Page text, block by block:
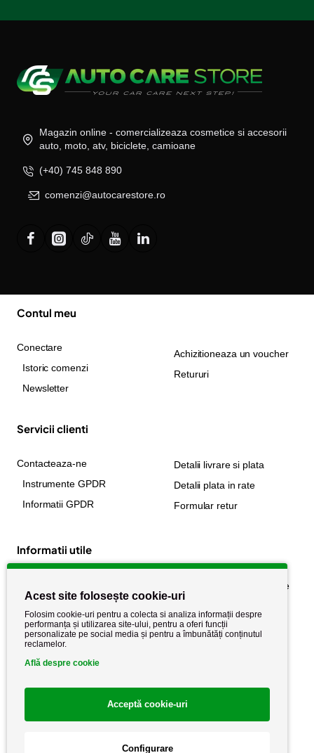
Magazin online - comercializeaza cosmetice si accesorii
auto, moto, atv, biciclete, camioane
(+40) 745 848 890
comenzi@autocarestore.ro
Contul meu
Conectare
Istoric comenzi
Newsletter
Achizitioneaza un voucher
Retururi
Servicii clienti
Contacteaza-ne
Instrumente GPDR
Informatii GPDR
Detalii livrare si plata
Detalii plata in rate
Formular retur
Informatii utile
Politica de cookie
Politica de confidențialitate
Termeni si conditii
Acest site folosește cookie-uri
Folosim cookie-uri pentru a colecta si analiza informații despre
performanța și utilizarea site-ului, pentru a oferi funcții
personalizate pe social media și pentru a îmbunătăți conținutul
reclamelor.
Află despre cookie
Acceptă cookie-uri
Configurare